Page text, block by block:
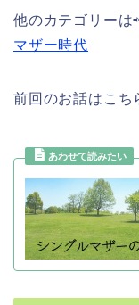
他のカテゴリーは
マザー時代
前回のお話はこち